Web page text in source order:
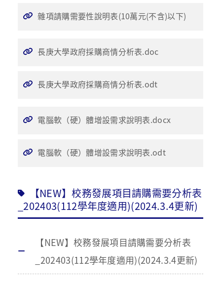
雜項請購需要性說明表(10萬元(不含)以下)
長庚大學政府採購商情分析表.doc
長庚大學政府採購商情分析表.odt
電腦軟（硬）體增設需求說明表.docx
電腦軟（硬）體增設需求說明表.odt
【NEW】校務發展項目請購需要分析表
_202403(112學年度適用)(2024.3.4更新)
【NEW】校務發展項目請購需要分析表
_202403(112學年度適用)(2024.3.4更新)